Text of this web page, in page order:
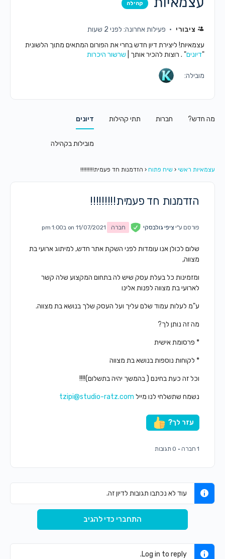
קהילה
ציבורי
פעילות אחרונה: לפני 2 שעות
עצמאיות! ליצירת דיון חדש בחרי את הפורום המתאים מתוך הלשונית
"דיונים" . רוצות להכיר אותך | שרשור היכרות
מובילה:
מה חדש? חברות תתי קהילות דיונים
מובילות בקהילה
עצמאיות ראשי ‹ שיח פתוח ‹ הזדמנות חד פעמית!!!!!!!!!
הזדמנות חד פעמית!!!!!!!!!
פורסם ע"י ציפי גולבסקי חברה on 11/07/2021 ב1:00 pm
שלום לכולן אנו עומדות לפני השקת אתר חדש, למיתוג ארועי בת
מצווה,
ומזמינות כל בעלת עסק שיש לה בתחום המקצוע שלה קשר
לארועי בת מצווה לפנות אלינו
ע"מ לעלות עמוד שלם עליך ועל העסק שלך בנושא בת מצווה.
מה זה נותן לך?
* פרסומת אישית
* לקוחות נוספות בנושא בת מצווה
וכל זה כעת בחינם ( בהמשך יהיה בתשלום)!!!!
נשמח שתשלחי לנו מייל tzipi@studio-ratz.com
עזר לך?
1 חברה · 0 תגובות
עוד לא נכתבו תגובות לדיון זה.
התחברי כדי להגיב
Log in to reply.